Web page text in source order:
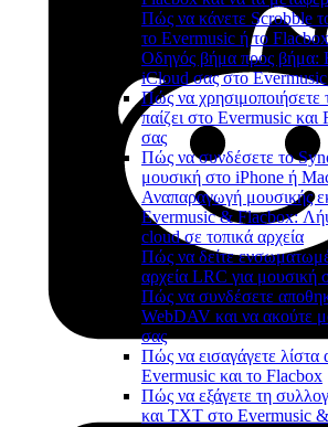
Πώς να κάνετε Scrobble
το Evermusic ή το
Οδηγός βήμα προς βήμα:
iCloud σας στο
Πώς να
παίζει στο Evermusic
σας
Πώς να συνδέσετε το
μουσική στο iPhone ή
Αναπαραγωγή μουσικής
Evermusic & Flacbox:
cloud σε τοπικά αρχεία
Πώς να δείτε
αρχεία LRC για μουσική
Πώς να συνδέσετε
WebDAV και να ακούτε
σας
Πώς να εισαγάγετε
Evermusic και το Flacbox
Πώς να εξάγετε τη
και TXT στο Evermusic